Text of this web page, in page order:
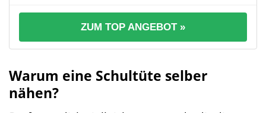
ZUM TOP ANGEBOT »
Warum eine Schultüte selber
nähen?